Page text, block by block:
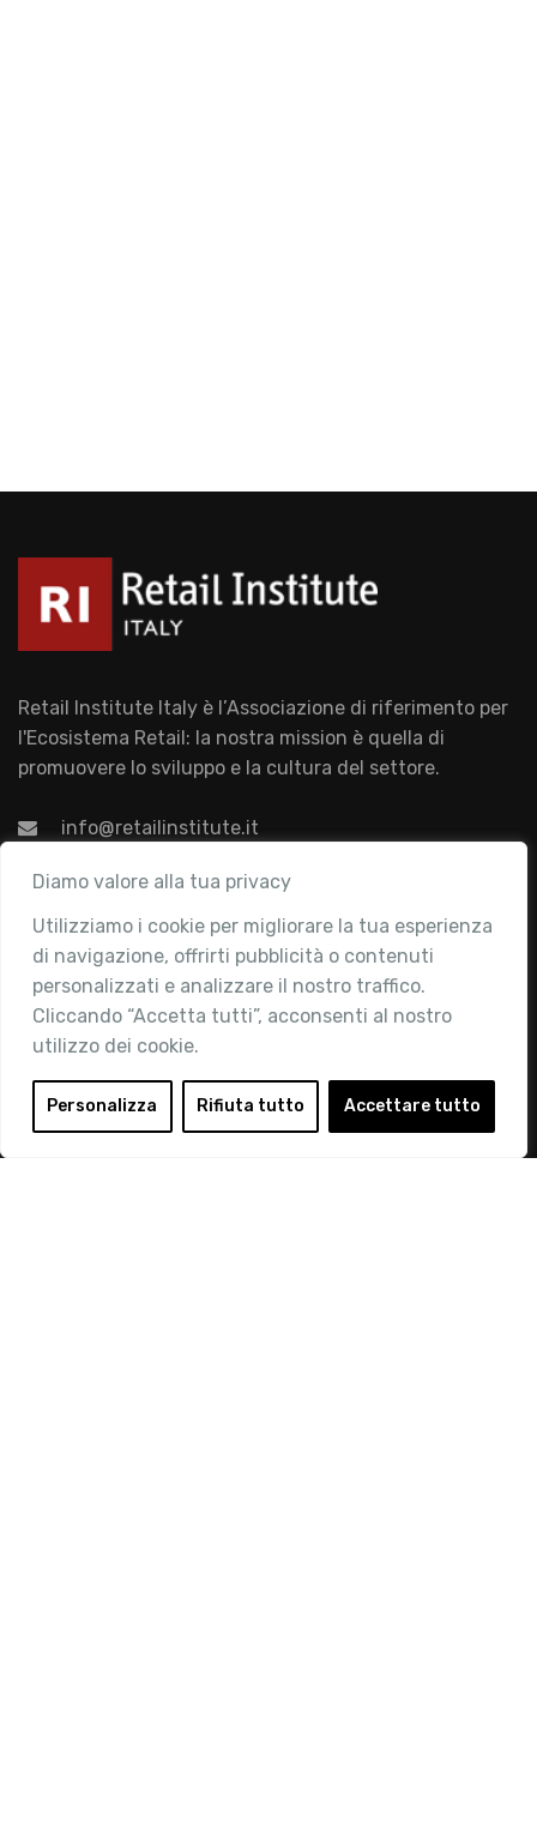
Diamo valore alla tua privacy
Utilizziamo i cookie per migliorare la tua esperienza
di navigazione, offrirti pubblicità o contenuti
personalizzati e analizzare il nostro traffico.
Cliccando “Accetta tutti”, acconsenti al nostro
utilizzo dei cookie.
Personalizza Rifiuta tutto Accettare tutto
Retail Institute Italy è l’Associazione di riferimento per
l'Ecosistema Retail: la nostra mission è quella di
promuovere lo sviluppo e la cultura del settore.
info@retailinstitute.it
Associazione
Chi siamo
Attività
Contatti
Area Riservata
Login
Diventa Socio